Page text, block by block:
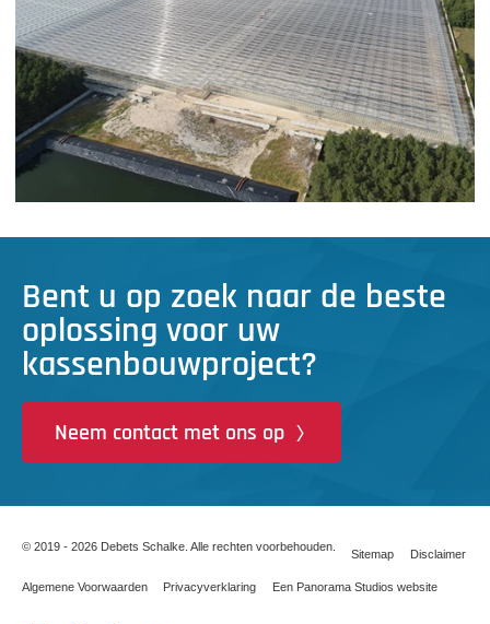
Bent u op zoek naar de beste
oplossing voor uw
kassenbouwproject?
Neem contact met ons op
© 2019 - 2026 Debets Schalke. Alle rechten voorbehouden.
Sitemap Disclaimer
Algemene Voorwaarden Privacyverklaring Een Panorama Studios website